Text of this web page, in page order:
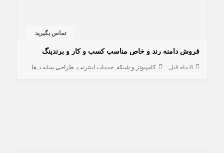
تماس بگیرید
فروش دامنه رند و خاص مناسب کسب و کار و برندینگ
8 ماه قبل کامپیوتر و شبکه خدمات اینترنت طراحی سایت هاستینگ و دامنه